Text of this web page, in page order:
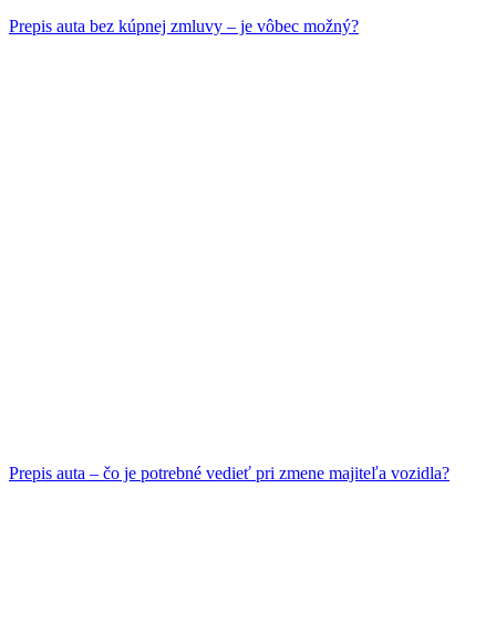
Prepis auta bez kúpnej zmluvy – je vôbec možný?
Prepis auta – čo je potrebné vedieť pri zmene majiteľa vozidla?